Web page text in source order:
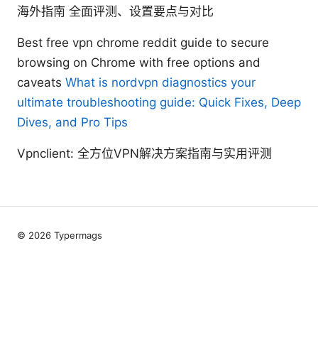
海外指南 全面评测、设置要点与对比
Best free vpn chrome reddit guide to secure
browsing on Chrome with free options and
caveats What is nordvpn diagnostics your
ultimate troubleshooting guide: Quick Fixes, Deep
Dives, and Pro Tips
Vpnclient: 全方位VPN解决方案指南与实用评测
© 2026 Typermags